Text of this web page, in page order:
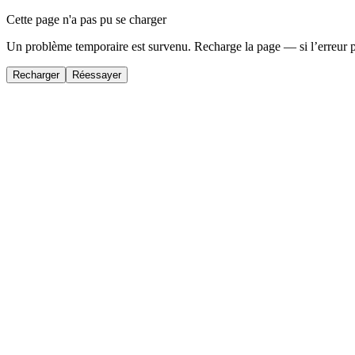
Cette page n'a pas pu se charger
Un problème temporaire est survenu. Recharge la page — si
Recharger Réessayer